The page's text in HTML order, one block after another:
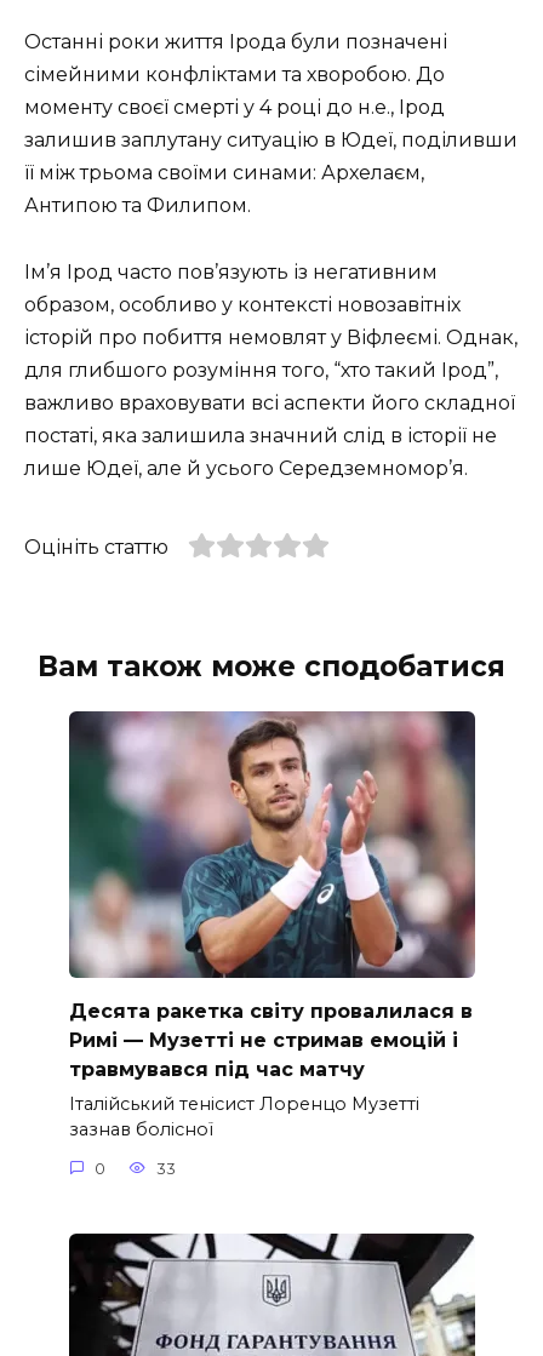
Останні роки життя Ірода були позначені
сімейними конфліктами та хворобою. До
моменту своєї смерті у 4 році до н.е., Ірод
залишив заплутану ситуацію в Юдеї, поділивши
її між трьома своїми синами: Архелаєм,
Антипою та Филипом.
Ім’я Ірод часто пов’язують із негативним
образом, особливо у контексті новозавітніх
історій про побиття немовлят у Віфлеємі. Однак,
для глибшого розуміння того, “хто такий Ірод”,
важливо враховувати всі аспекти його складної
постаті, яка залишила значний слід в історії не
лише Юдеї, але й усього Середземномор’я.
Оцініть статтю
Вам також може сподобатися
Десята ракетка світу провалилася в
Римі — Музетті не стримав емоцій і
травмувався під час матчу
Італійський тенісист Лоренцо Музетті
зазнав болісної
0 33